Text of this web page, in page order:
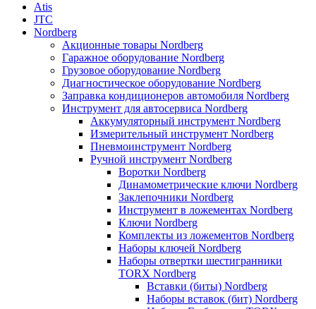
Atis
JTC
Nordberg
Акционные товары Nordberg
Гаражное оборудование Nordberg
Грузовое оборудование Nordberg
Диагностическое оборудование Nordberg
Заправка кондиционеров автомобиля Nordberg
Инструмент для автосервиса Nordberg
Аккумуляторный инструмент Nordberg
Измерительный инструмент Nordberg
Пневмоинструмент Nordberg
Ручной инструмент Nordberg
Воротки Nordberg
Динамометрические ключи Nordberg
Заклепочники Nordberg
Инструмент в ложементах Nordberg
Ключи Nordberg
Комплекты из ложементов Nordberg
Наборы ключей Nordberg
Наборы отвертки шестигранники
TORX Nordberg
Вставки (биты) Nordberg
Наборы вставок (бит) Nordberg